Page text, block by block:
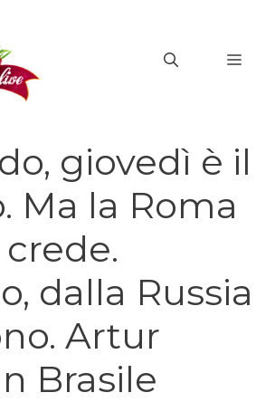
giovedì è il
Ma la Roma
dalla Russia
Artur
Brasile